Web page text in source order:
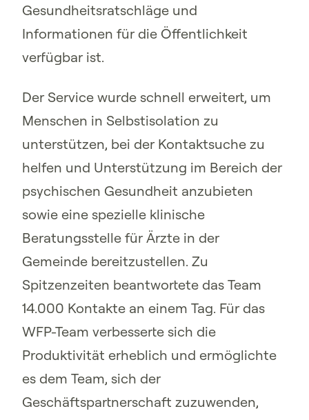
Gesundheitsratschläge und
Informationen für die Öffentlichkeit
verfügbar ist.
Der Service wurde schnell erweitert, um
Menschen in Selbstisolation zu
unterstützen, bei der Kontaktsuche zu
helfen und Unterstützung im Bereich der
psychischen Gesundheit anzubieten
sowie eine spezielle klinische
Beratungsstelle für Ärzte in der
Gemeinde bereitzustellen. Zu
Spitzenzeiten beantwortete das Team
14.000 Kontakte an einem Tag. Für das
WFP-Team verbesserte sich die
Produktivität erheblich und ermöglichte
es dem Team, sich der
Geschäftspartnerschaft zuzuwenden,